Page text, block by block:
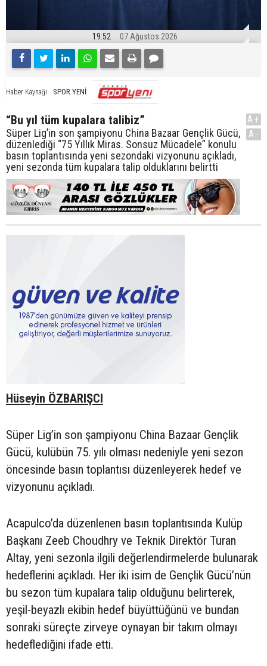
19:52 07 Ağustos 2026
Haber Kaynağı SPOR YENİ
“Bu yıl tüm kupalara talibiz”
Süper Lig’in son şampiyonu China Bazaar Gençlik Gücü,
düzenlediği “75 Yıllık Miras. Sonsuz Mücadele” konulu
basın toplantısında yeni sezondaki vizyonunu açıkladı,
yeni sezonda tüm kupalara talip olduklarını belirtti
A+
A-
Hüseyin ÖZBARIŞCI
Süper Lig’in son şampiyonu China Bazaar Gençlik
Gücü, kulübün 75. yılı olması nedeniyle yeni sezon
öncesinde basın toplantısı düzenleyerek hedef ve
vizyonunu açıkladı.
Acapulco’da düzenlenen basın toplantısında Kulüp
Başkanı Zeeb Choudhry ve Teknik Direktör Turan
Altay, yeni sezonla ilgili değerlendirmelerde bulunarak
hedeflerini açıkladı. Her iki isim de Gençlik Gücü’nün
bu sezon tüm kupalara talip olduğunu belirterek,
yeşil-beyazlı ekibin hedef büyüttüğünü ve bundan
sonraki süreçte zirveye oynayan bir takım olmayı
hedeflediğini ifade etti.